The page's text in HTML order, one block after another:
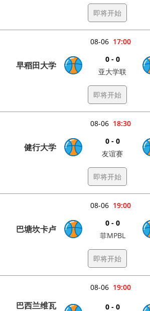
即将开始
17:00
08-06
早稻田大学
0 - 0
亚大学联
即将开始
18:30
08-06
健行大学
0 - 0
友谊赛
即将开始
19:00
08-06
巴塘坎卡卢
0 - 0
菲MPBL
即将开始
19:00
08-06
巴西兰维瓦 0 - 0